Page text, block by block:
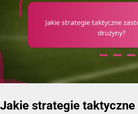
Jakie strategie taktyczne